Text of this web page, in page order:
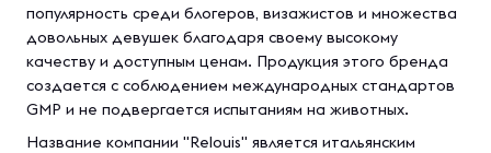
популярность среди блогеров, визажистов и множества
довольных девушек благодаря своему высокому
качеству и доступным ценам. Продукция этого бренда
создается с соблюдением международных стандартов
GMP и не подвергается испытаниям на животных.
Название компании "Relouis" является итальянским